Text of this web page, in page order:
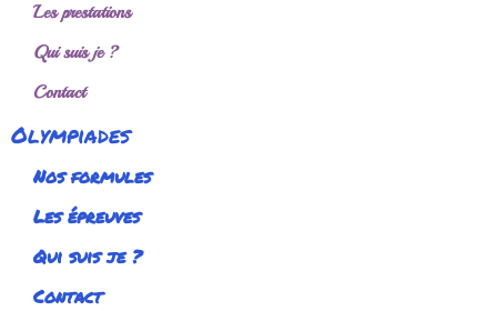
Les prestations
Qui suis je ?
Contact
Olympiades
Nos formules
Les épreuves
Qui suis je ?
Contact